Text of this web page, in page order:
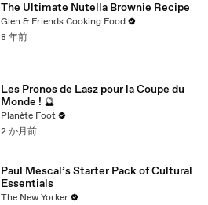
The Ultimate Nutella Brownie Recipe
Glen & Friends Cooking Food
8 年前
Les Pronos de Lasz pour la Coupe du
Monde ! 🔮
Planète Foot
2 か月前
Paul Mescal’s Starter Pack of Cultural
Essentials
The New Yorker